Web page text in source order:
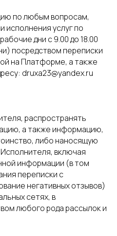
по любым вопросам,
исполнения услуг по
дни с 9.00 до 18.00
посредством переписки
на Платформе, а также
druxa23@yandex.ru
распространять
а также информацию,
либо наносящую
включая
информации (в том
переписки с
негативных отзывов)
сетях, в
любого рода рассылок и